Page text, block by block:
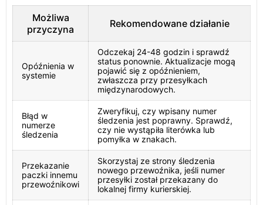
Możliwa
przyczyna
Rekomendowane działanie
Opóźnienia w
systemie
Odczekaj 24-48 godzin i sprawdź
status ponownie. Aktualizacje mogą
pojawić się z opóźnieniem,
zwłaszcza przy przesyłkach
międzynarodowych.
Błąd w
numerze
śledzenia
Zweryfikuj, czy wpisany numer
śledzenia jest poprawny. Sprawdź,
czy nie wystąpiła literówka lub
pomyłka w znakach.
Przekazanie
paczki innemu
przewoźnikowi
Skorzystaj ze strony śledzenia
nowego przewoźnika, jeśli numer
przesyłki został przekazany do
lokalnej firmy kurierskiej.